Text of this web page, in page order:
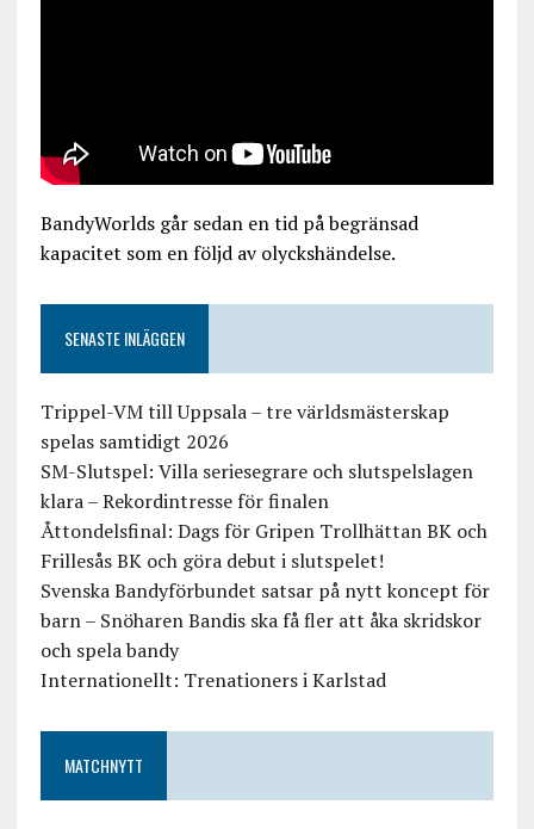
BandyWorlds går sedan en tid på begränsad
kapacitet som en följd av olyckshändelse.
SENASTE INLÄGGEN
Trippel-VM till Uppsala – tre världsmästerskap
spelas samtidigt 2026
SM-Slutspel: Villa seriesegrare och slutspelslagen
klara – Rekordintresse för finalen
Åttondelsfinal: Dags för Gripen Trollhättan BK och
Frillesås BK och göra debut i slutspelet!
Svenska Bandyförbundet satsar på nytt koncept för
barn – Snöharen Bandis ska få fler att åka skridskor
och spela bandy
Internationellt: Trenationers i Karlstad
MATCHNYTT